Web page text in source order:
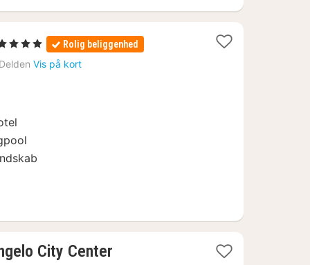
nat
fra
4 Stjerner Rolig beliggenhed
Delden Vis på kort
City Center